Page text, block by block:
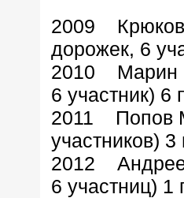
2009
дорожек, 6
2010 Марин
6 участник) 6
2011 Попов
участников)
2012
6 участниц) 1